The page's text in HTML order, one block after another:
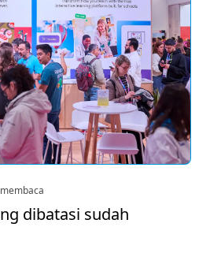
dibatasi sudah